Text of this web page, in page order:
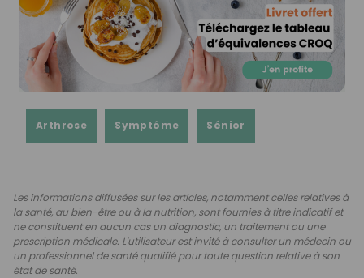
Arthrose Symptôme Sénior
Les informations diffusées sur les articles, notamment celles relatives à
la santé, au bien-être ou à la nutrition, sont fournies à titre indicatif et
ne constituent en aucun cas un diagnostic, un traitement ou une
prescription médicale. L'utilisateur est invité à consulter un médecin ou
un professionnel de santé qualifié pour toute question relative à son
état de santé.